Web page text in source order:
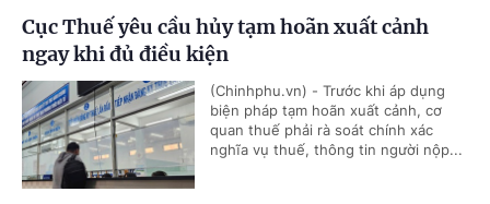
Cục Thuế yêu cầu hủy tạm hoãn xuất cảnh
ngay khi đủ điều kiện
(Chinhphu.vn) - Trước khi áp dụng
biện pháp tạm hoãn xuất cảnh, cơ
quan thuế phải rà soát chính xác
nghĩa vụ thuế, thông tin người nộp...